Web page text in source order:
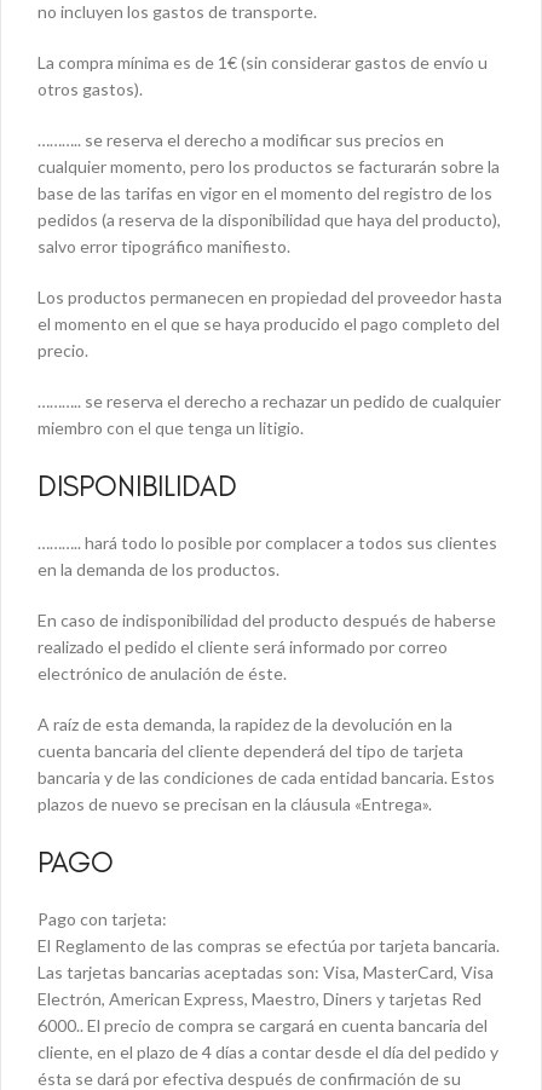
no incluyen los gastos de transporte.
La compra mínima es de 1€ (sin considerar gastos de envío u
otros gastos).
……….. se reserva el derecho a modificar sus precios en
cualquier momento, pero los productos se facturarán sobre la
base de las tarifas en vigor en el momento del registro de los
pedidos (a reserva de la disponibilidad que haya del producto),
salvo error tipográfico manifiesto.
Los productos permanecen en propiedad del proveedor hasta
el momento en el que se haya producido el pago completo del
precio.
……….. se reserva el derecho a rechazar un pedido de cualquier
miembro con el que tenga un litigio.
DISPONIBILIDAD
……….. hará todo lo posible por complacer a todos sus clientes
en la demanda de los productos.
En caso de indisponibilidad del producto después de haberse
realizado el pedido el cliente será informado por correo
electrónico de anulación de éste.
A raíz de esta demanda, la rapidez de la devolución en la
cuenta bancaria del cliente dependerá del tipo de tarjeta
bancaria y de las condiciones de cada entidad bancaria. Estos
plazos de nuevo se precisan en la cláusula «Entrega».
PAGO
Pago con tarjeta:
El Reglamento de las compras se efectúa por tarjeta bancaria.
Las tarjetas bancarias aceptadas son: Visa, MasterCard, Visa
Electrón, American Express, Maestro, Diners y tarjetas Red
6000.. El precio de compra se cargará en cuenta bancaria del
cliente, en el plazo de 4 días a contar desde el día del pedido y
ésta se dará por efectiva después de confirmación de su